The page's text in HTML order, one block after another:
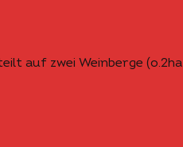
auf zwei Weinberge (o.2ha